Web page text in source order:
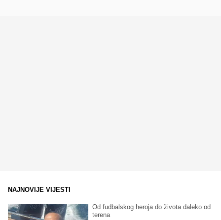
NAJNOVIJE VIJESTI
Od fudbalskog heroja do života daleko od
terena